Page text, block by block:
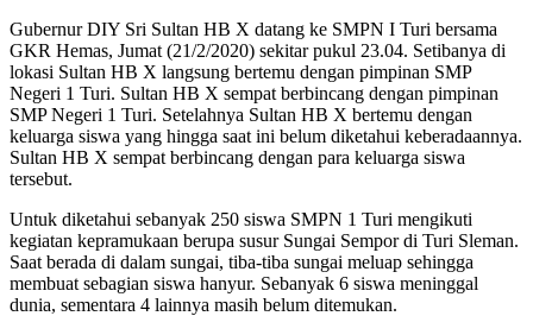
Gubernur DIY Sri Sultan HB X datang ke SMPN I Turi bersama
GKR Hemas, Jumat (21/2/2020) sekitar pukul 23.04. Setibanya di
lokasi Sultan HB X langsung bertemu dengan pimpinan SMP
Negeri 1 Turi. Sultan HB X sempat berbincang dengan pimpinan
SMP Negeri 1 Turi. Setelahnya Sultan HB X bertemu dengan
keluarga siswa yang hingga saat ini belum diketahui keberadaannya.
Sultan HB X sempat berbincang dengan para keluarga siswa
tersebut.
Untuk diketahui sebanyak 250 siswa SMPN 1 Turi mengikuti
kegiatan kepramukaan berupa susur Sungai Sempor di Turi Sleman.
Saat berada di dalam sungai, tiba-tiba sungai meluap sehingga
membuat sebagian siswa hanyur. Sebanyak 6 siswa meninggal
dunia, sementara 4 lainnya masih belum ditemukan.